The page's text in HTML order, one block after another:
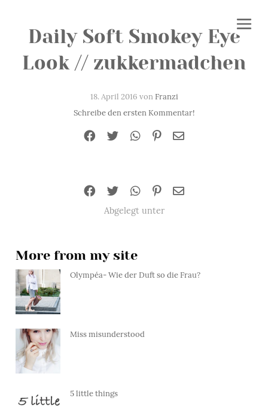
Daily Soft Smokey Eye
Look // zukkermadchen
18. April 2016 vonFranzi
Schreibe den ersten Kommentar!
Abgelegt unter
More from my site
Olympéa- Wie der Duft so die Frau?
Miss misunderstood
5 little things